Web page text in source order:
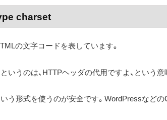
charset
の文字コードを表しています。
いうのは、HTTPヘッダの代用ですよ、という
う形式を使うのが安全です。WordPressなどの